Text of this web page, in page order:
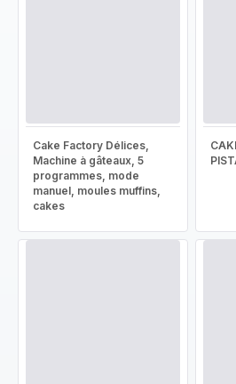
Cake Factory Délices,
Machine à gâteaux, 5
programmes, mode
manuel, moules muffins,
cakes